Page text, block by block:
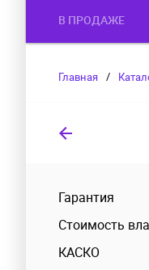
В ПРОДАЖЕ
Главная /
Гарантия
Стоимость
КАСКО